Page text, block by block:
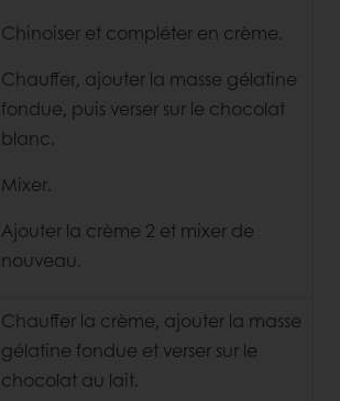
Chinoiser et compléter en crème.
Chauffer, ajouter la masse gélatine
fondue, puis verser sur le chocolat
blanc.
Mixer.
Ajouter la crème 2 et mixer de
nouveau.
Chauffer la crème, ajouter la masse
gélatine fondue et verser sur le
chocolat au lait.